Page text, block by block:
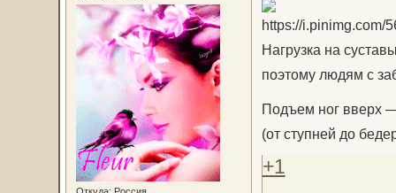
Нагрузка на
поэтому людям с
Подъем ног вверх
(от ступней до
+1